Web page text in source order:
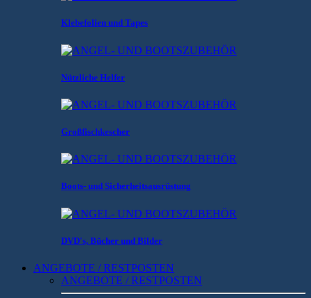
Klebefolien und Tapes
Nützliche Helfer
Großfischkescher
Boots- und Sicherheitsausrüstung
DVD's, Bücher und Bilder
ANGEBOTE / RESTPOSTEN
ANGEBOTE / RESTPOSTEN